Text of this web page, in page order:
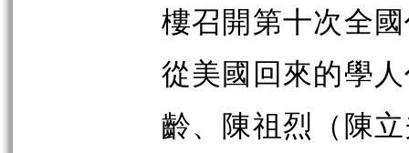
樓召開第十次全
從美國回來的學
齡、陳祖烈（陳